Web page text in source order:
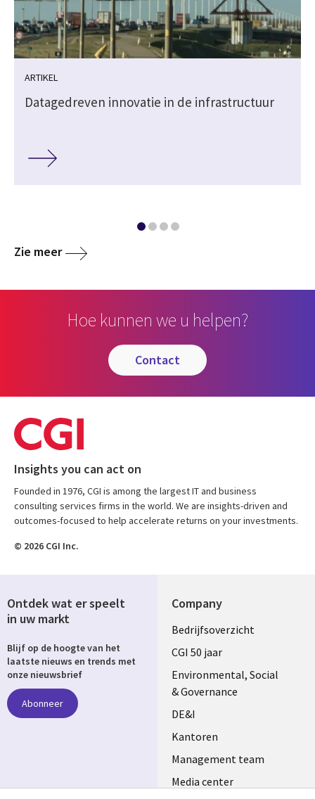
ARTIKEL
Datagedreven innovatie in de infrastructuur
Zie meer
Hoe kunnen we u helpen?
contact
Insights you can act on
Founded in 1976, CGI is among the largest IT and business
consulting services firms in the world. We are insights-driven and
outcomes-focused to help accelerate returns on your investments.
© 2026 CGI Inc.
Company
Useful
links
NETHERLANDS
Bedrijfsoverzicht
CGI 50 jaar
Environmental, Social
& Governance
DE&I
Kantoren
Management team
Media center
Ontdek wat er speelt
in uw markt
Blijf op de hoogte van het
laatste nieuws en trends met
onze nieuwsbrief
Abonneer